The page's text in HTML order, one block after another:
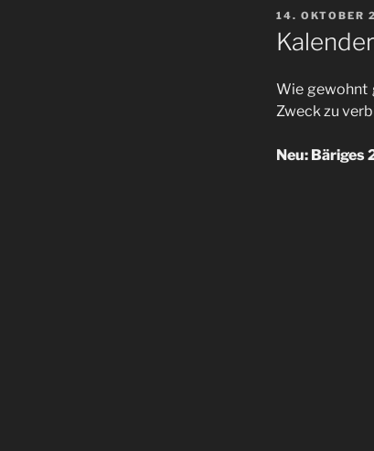
AM
14. OKTOBER
Wie gewohnt
Zweck zu
Neu: Bäriges